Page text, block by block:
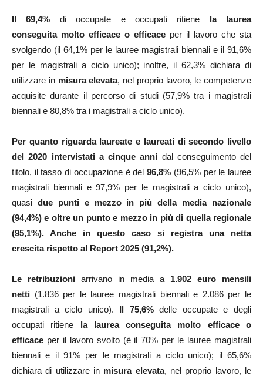
Il 69,4% di occupate e occupati ritiene la laurea
conseguita molto efficace o efficace per il lavoro che sta
svolgendo (il 64,1% per le lauree magistrali biennali e il 91,6%
per le magistrali a ciclo unico); inoltre, il 62,3% dichiara di
utilizzare in misura elevata, nel proprio lavoro, le competenze
acquisite durante il percorso di studi (57,9% tra i magistrali
biennali e 80,8% tra i magistrali a ciclo unico).
Per quanto riguarda laureate e laureati di secondo livello
del 2020 intervistati a cinque anni dal conseguimento del
titolo, il tasso di occupazione è del96,8% (96,5% per le lauree
magistrali biennali e 97,9% per le magistrali a ciclo unico),
quasi due punti e mezzo in più della media nazionale
(94,4%) e oltre un punto e mezzo in più di quella regionale
(95,1%). Anche in questo caso si registra una netta
crescita rispetto al Report 2025 (91,2%).
Le retribuzioni arrivano in media a 1.902 euro mensili
netti (1.836 per le lauree magistrali biennali e 2.086 per le
magistrali a ciclo unico). Il 75,6%delle occupate e degli
occupati ritiene la laurea conseguita
molto efficace o
efficace per il lavoro svolto (è il 70% per le lauree magistrali
biennali e il 91% per le magistrali a ciclo unico); il 65,6%
dichiara di utilizzare in misura elevata, nel proprio lavoro, le